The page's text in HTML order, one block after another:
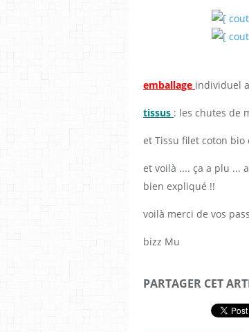
emballage individuel
tissus : les chutes de
et Tissu filet coton bio
et voilà .... ça a plu ...
bien expliqué !!
voilà merci de vos
bizz Mu
PARTAGER CET